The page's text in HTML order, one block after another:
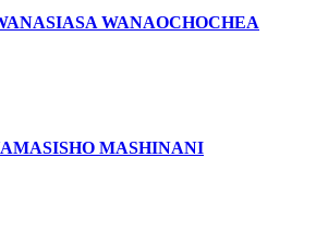
WANAOCHOCHEA
MASHINANI